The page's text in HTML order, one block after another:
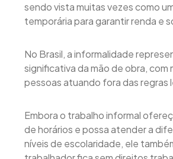
sendo vista muitas vezes como
temporária para garantir renda e
No Brasil, a informalidade
significativa da mão de obra, com
pessoas atuando fora das regras
Embora o trabalho informal
de horários e possa atender a
níveis de escolaridade, ele